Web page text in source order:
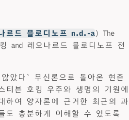
르드 믈로디노프 n.d.-a) The
and 레오나르드 믈로디노프 전
았다` 무신론으로 돌아온 현존
티븐 호킹 우주와 생명의 기원에
하여 양자론에 근거한 최근의 과
도 충분하게 이해할 수 있도록